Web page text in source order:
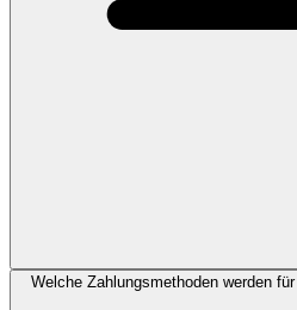
Welche Zahlungsmethoden werden